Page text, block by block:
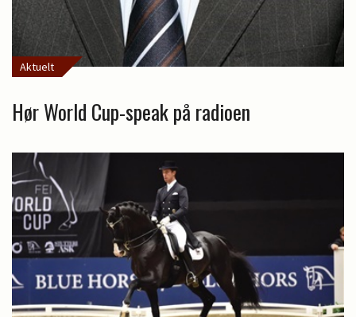
Aktuelt
Hør World Cup-speak på radioen